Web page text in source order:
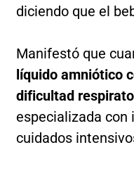
diciendo que el
Manifestó que
líquido amniótico
dificultad
especializada con
cuidados